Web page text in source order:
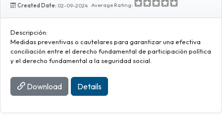
Created Date: 02-09-2024 Average Rating:
Descripción:
Medidas preventivas o cautelares para garantizar una efectiva
conciliación entre el derecho fundamental de participación política
y el derecho fundamental a la seguridad social.
Download Details